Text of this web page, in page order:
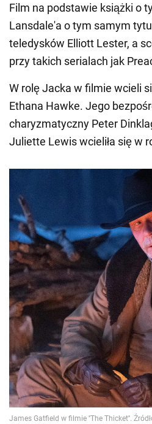
Film na podstawie książki o
Lansdale'a o tym samym
teledysków Elliott Lester, a
przy takich serialach jak
W rolę Jacka w filmie wcieli
Ethana Hawke. Jego
charyzmatyczny Peter
Juliette Lewis wcieliła się w